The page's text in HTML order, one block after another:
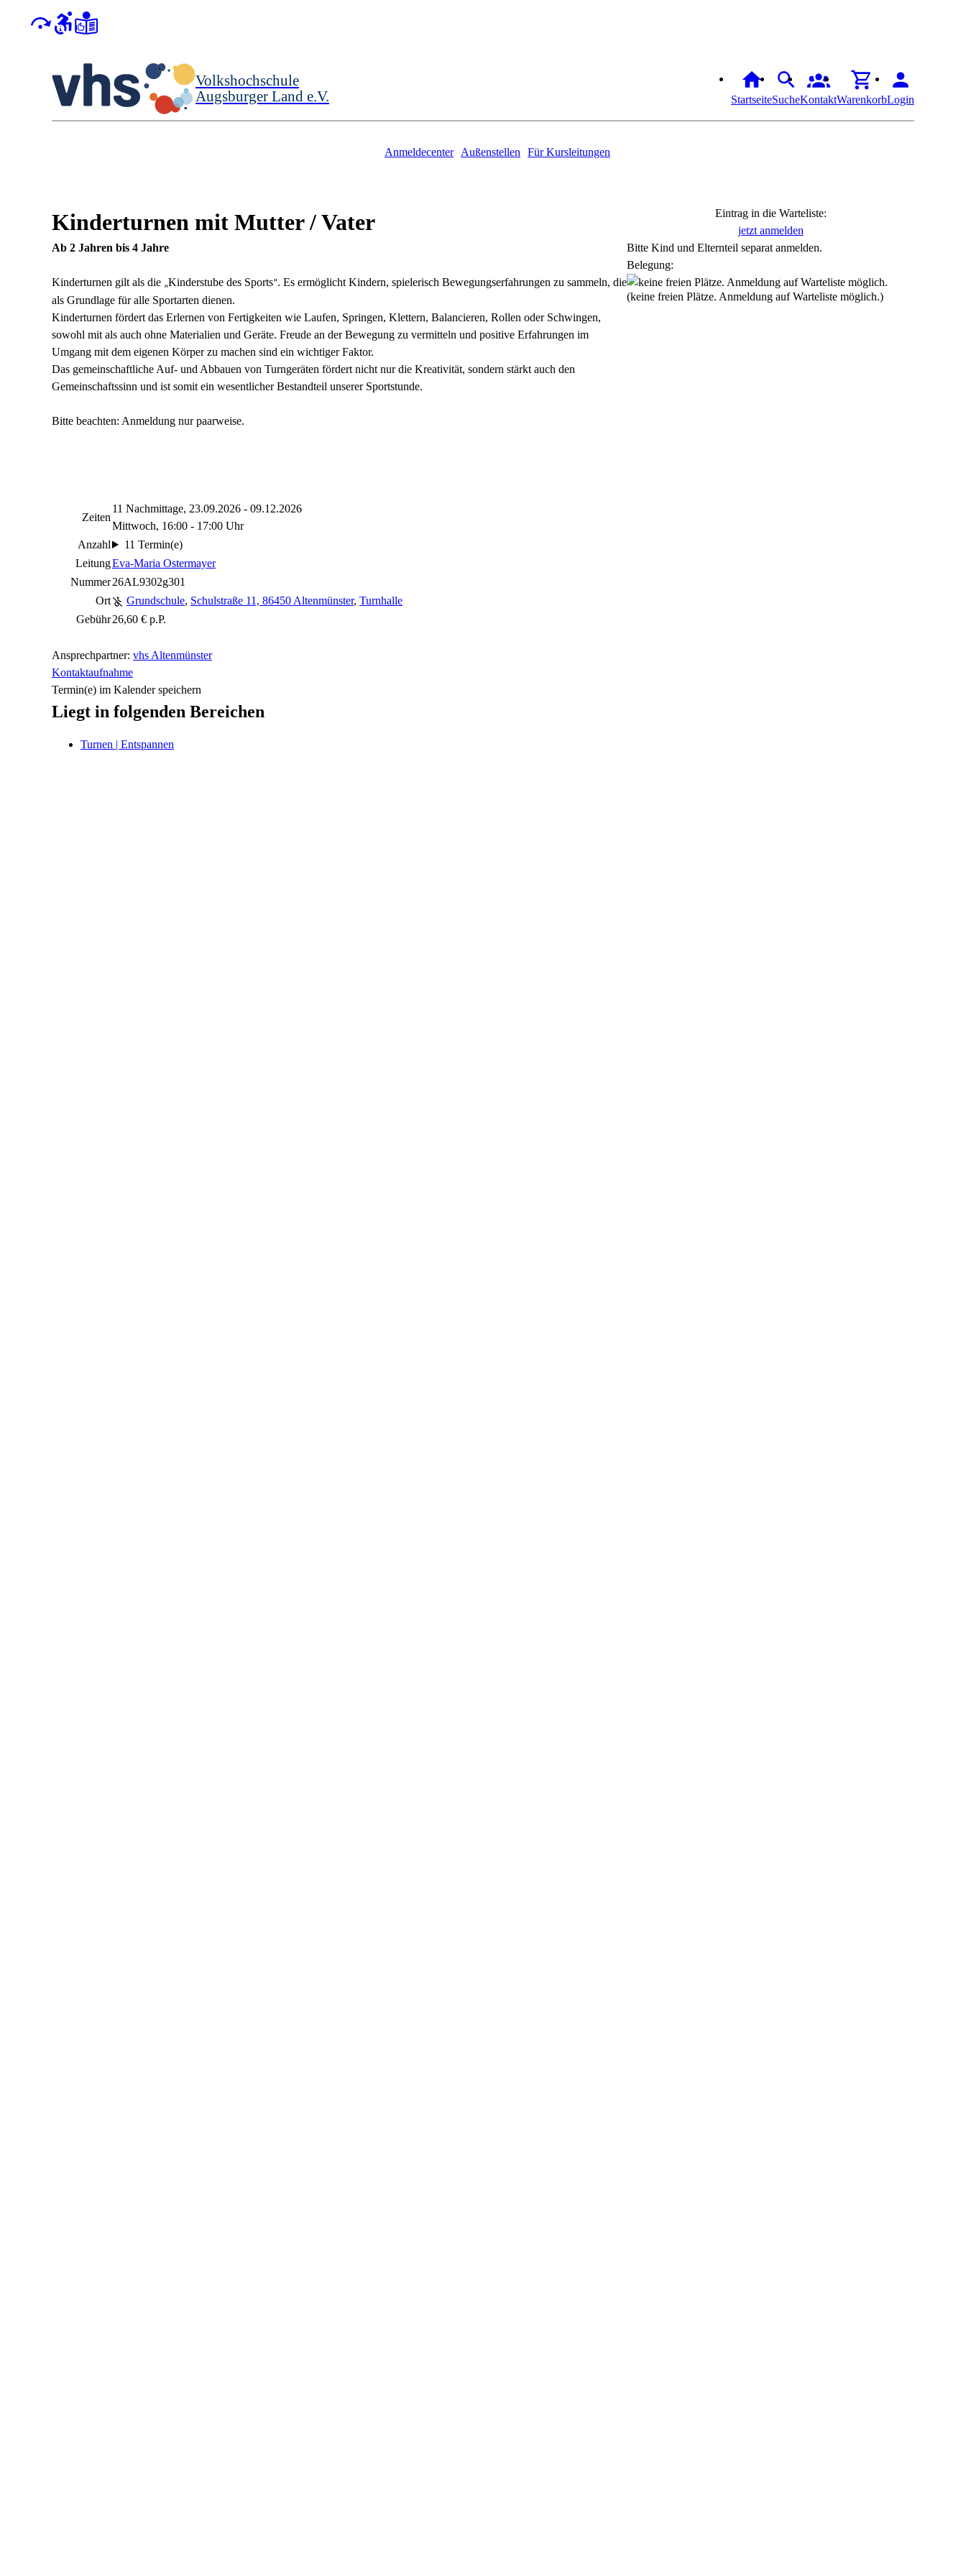
Volkshochschule
Augsburger Land e.V.
StartseiteSucheKontaktWarenkorbLogin
Anmeldecenter Außenstellen Für Kursleitungen
Kinderturnen mit Mutter / Vater
Ab 2 Jahren bis 4 Jahre
Kinderturnen gilt als die „Kinderstube des Sports“. Es ermöglicht Kindern, spielerisch Bewegungserfahrungen zu sammeln, die
als Grundlage für alle Sportarten dienen.
Kinderturnen fördert das Erlernen von Fertigkeiten wie Laufen, Springen, Klettern, Balancieren, Rollen oder Schwingen,
sowohl mit als auch ohne Materialien und Geräte. Freude an der Bewegung zu vermitteln und positive Erfahrungen im
Umgang mit dem eigenen Körper zu machen sind ein wichtiger Faktor.
Das gemeinschaftliche Auf- und Abbauen von Turngeräten fördert nicht nur die Kreativität, sondern stärkt auch den
Gemeinschaftssinn und ist somit ein wesentlicher Bestandteil unserer Sportstunde.
Bitte beachten: Anmeldung nur paarweise.
Zeiten
11 Nachmittage, 23.09.2026 - 09.12.2026
Mittwoch, 16:00 - 17:00 Uhr
Anzahl
11 Termin(e)
LeitungEva-Maria Ostermayer
Nummer26AL9302g301
Ort
Grundschule, Schulstraße 11, 86450 Altenmünster, Turnhalle
Gebühr26,60 € p.P.
Ansprechpartner: vhs Altenmünster
Eintrag in die Warteliste:
jetzt anmelden
Bitte Kind und Elternteil separat anmelden.
Belegung:
(keine freien Plätze. Anmeldung auf Warteliste möglich.)
Kontaktaufnahme
Termin(e) im Kalender speichern
Liegt in folgenden Bereichen
Turnen | Entspannen